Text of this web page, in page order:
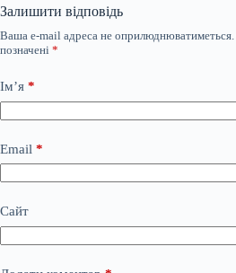
Залишити відповідь
Ваша e-mail адреса не оприлюднюватиметься.
позначені *
Ім’я *
Email *
Сайт